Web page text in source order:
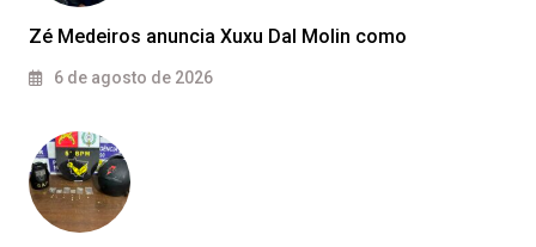
Zé Medeiros anuncia Xuxu Dal Molin como
6 de agosto de 2026